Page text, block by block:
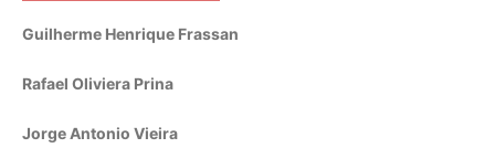
Guilherme Henrique Frassan
Rafael Oliviera Prina
Jorge Antonio Vieira